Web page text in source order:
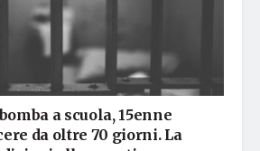
a scuola, 15enne
da oltre 70 giorni. La